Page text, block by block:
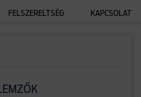
FELSZERELTSÉG KAPCSOLAT